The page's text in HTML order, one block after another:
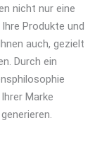
nicht nur eine
Produkte und
auch, gezielt
Durch ein
Marke